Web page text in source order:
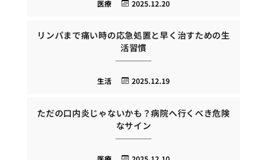
2025.12.20
医療
リンパまで痛い時の応急処置と早く治すための生
活習慣
2025.12.19
生活
ただの口内炎じゃないかも？病院へ行くべき危険
なサイン